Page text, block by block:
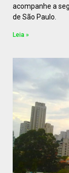
acompanhe a
de São Paulo.
Leia »